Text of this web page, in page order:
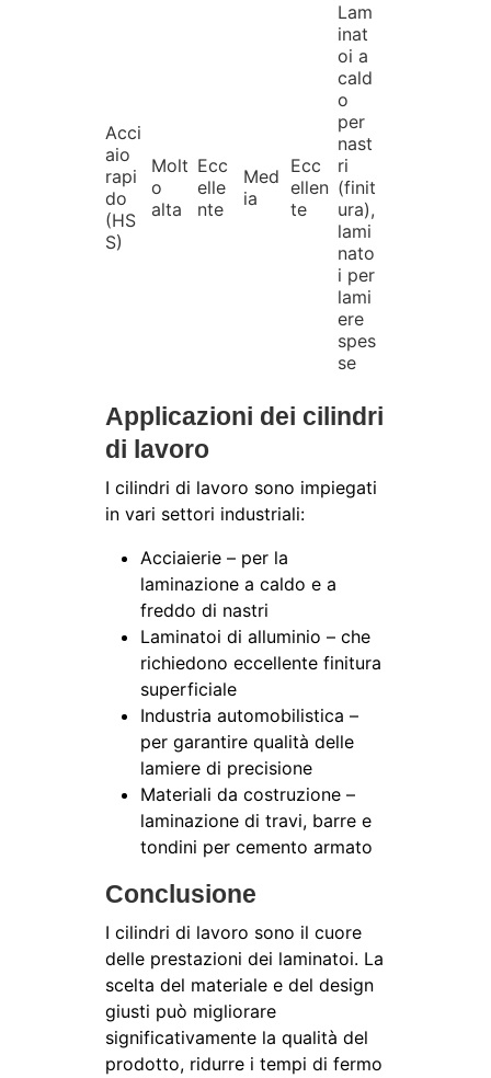
Acci
aio
rapi
do
(HS
S)
Molt
o
alta
Ecc
elle
nte
Med
ia
Ecc
ellen
te
Lam
inat
oi a
cald
o
per
nast
ri
(finit
ura),
lami
nato
i per
lami
ere
spes
se
Applicazioni dei cilindri
di lavoro
I cilindri di lavoro sono impiegati
in vari settori industriali:
Acciaierie – per la
laminazione a caldo e a
freddo di nastri
Laminatoi di alluminio – che
richiedono eccellente finitura
superficiale
Industria automobilistica –
per garantire qualità delle
lamiere di precisione
Materiali da costruzione –
laminazione di travi, barre e
tondini per cemento armato
Conclusione
I cilindri di lavoro sono il cuore
delle prestazioni dei laminatoi. La
scelta del materiale e del design
giusti può migliorare
significativamente la qualità del
prodotto, ridurre i tempi di fermo